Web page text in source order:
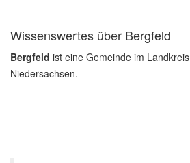
Wissenswertes über Bergfeld
Bergfeld ist eine Gemeinde im Landkreis
Niedersachsen.